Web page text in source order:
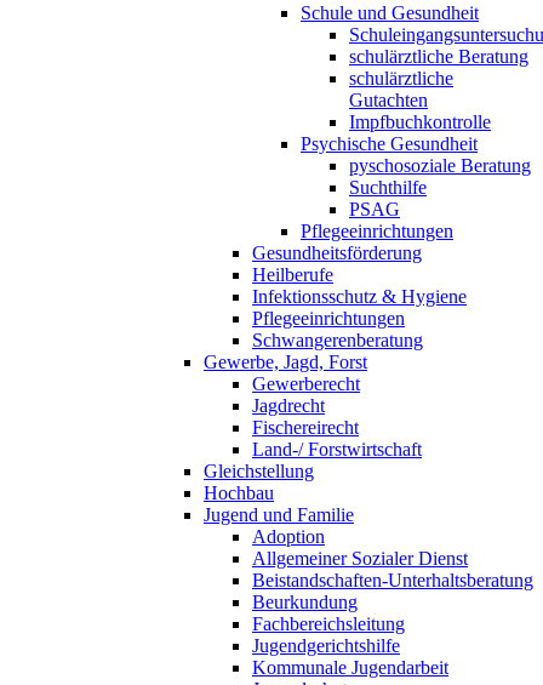
Schule und Gesundheit
schulärztliche Beratung
schulärztliche
Gutachten
Impfbuchkontrolle
Psychische Gesundheit
pyschosoziale Beratung
Suchthilfe
PSAG
Pflegeeinrichtungen
Gesundheitsförderung
Heilberufe
Infektionsschutz & Hygiene
Pflegeeinrichtungen
Schwangerenberatung
Gewerbe, Jagd, Forst
Gewerberecht
Jagdrecht
Fischereirecht
Land-/ Forstwirtschaft
Gleichstellung
Hochbau
Jugend und Familie
Adoption
Allgemeiner Sozialer Dienst
Beistandschaften-Unterhaltsberatung
Beurkundung
Fachbereichsleitung
Jugendgerichtshilfe
Kommunale Jugendarbeit